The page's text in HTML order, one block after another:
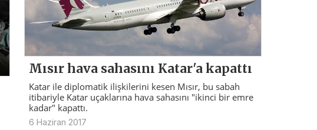
Mısır hava sahasını Katar'a kapattı
Katar ile diplomatik ilişkilerini kesen Mısır, bu sabah
itibariyle Katar uçaklarına hava sahasını "ikinci bir emre
kadar" kapattı.
6 Haziran 2017